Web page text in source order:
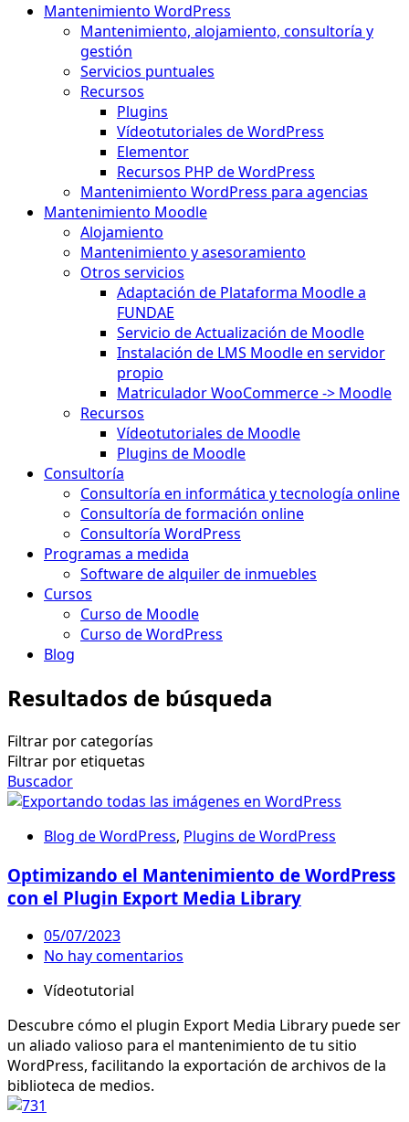
Mantenimiento WordPress
Mantenimiento, alojamiento, consultoría y
gestión
Servicios puntuales
Recursos
Plugins
Vídeotutoriales de WordPress
Elementor
Recursos PHP de WordPress
Mantenimiento WordPress para agencias
Mantenimiento Moodle
Alojamiento
Mantenimiento y asesoramiento
Otros servicios
Adaptación de Plataforma Moodle a
FUNDAE
Servicio de Actualización de Moodle
Instalación de LMS Moodle en servidor
propio
Matriculador WooCommerce -> Moodle
Recursos
Vídeotutoriales de Moodle
Plugins de Moodle
Consultoría
Consultoría en informática y tecnología online
Consultoría de formación online
Consultoría WordPress
Programas a medida
Software de alquiler de inmuebles
Cursos
Curso de Moodle
Curso de WordPress
Blog
Resultados de búsqueda
Filtrar por categorías
Filtrar por etiquetas
Buscador
Blog de WordPress, Plugins de WordPress
Optimizando el Mantenimiento de WordPress
con el Plugin Export Media Library
05/07/2023
No hay comentarios
Vídeotutorial
Descubre cómo el plugin Export Media Library puede ser
un aliado valioso para el mantenimiento de tu sitio
WordPress, facilitando la exportación de archivos de la
biblioteca de medios.